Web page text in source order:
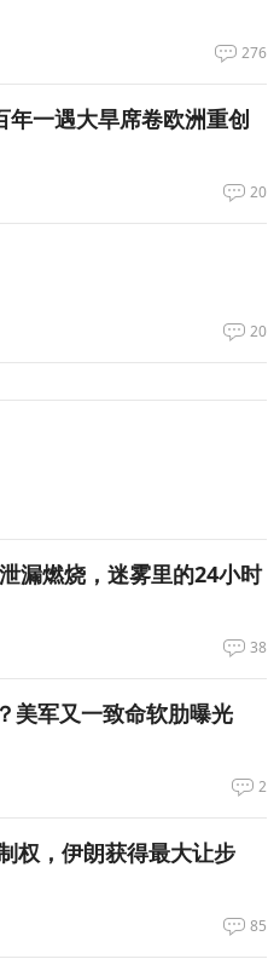
276
一遇大旱席卷欧洲重创
20
20
漏燃烧，迷雾里的24小时
38
美军又一致命软肋曝光
2
权，伊朗获得最大让步
85